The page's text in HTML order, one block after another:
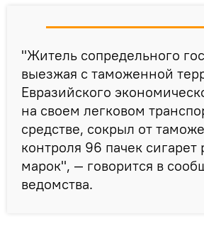
"Житель сопредельного
выезжая с таможенной
Евразийского
на своем легковом
средстве, сокрыл от
контроля 96 пачек сигарет
марок", — говорится в
ведомства.